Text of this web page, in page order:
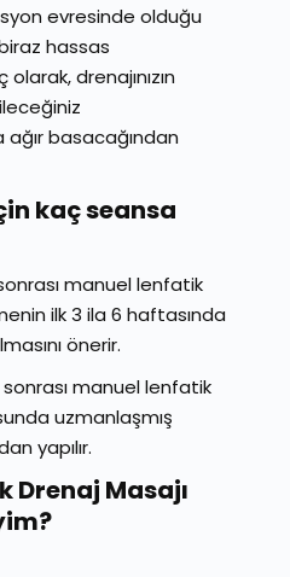
evresinde olduğu
hassas
drenajınızın
ağır basacağından
kaç seansa
manuel lenfatik
ilk 3 ila 6 haftasında
önerir.
manuel lenfatik
uzmanlaşmış
yapılır.
Drenaj Masajı